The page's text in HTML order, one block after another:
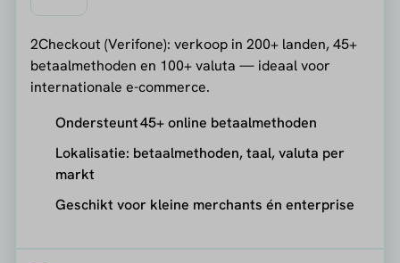
2Checkout (Verifone): verkoop in 200+ landen, 45+
betaalmethoden en 100+ valuta — ideaal voor
internationale e-commerce.
Ondersteunt 45+ online betaalmethoden
Lokalisatie: betaalmethoden, taal, valuta per
markt
Geschikt voor kleine merchants én enterprise